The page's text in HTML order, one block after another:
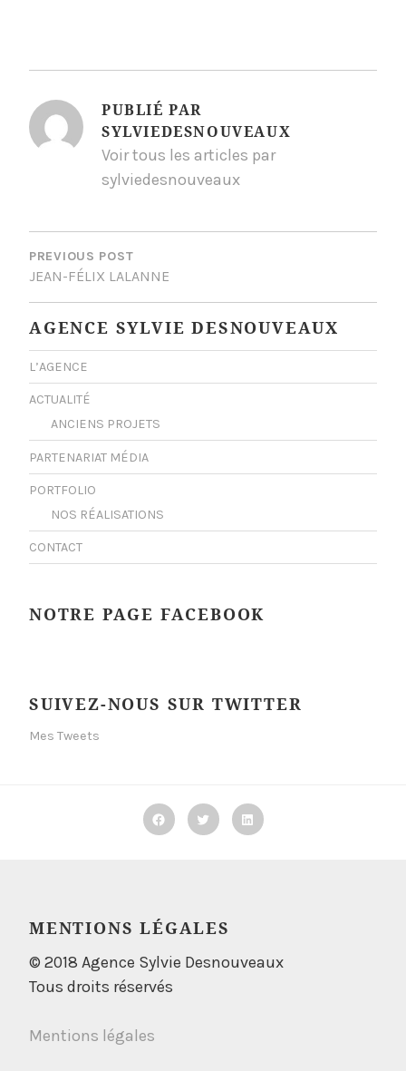
PUBLIÉ PAR
SYLVIEDESNOUVEAUX
Voir tous les articles par
sylviedesnouveaux
NAVIGATION
DE
L’ARTICLE
PREVIOUS POST
JEAN-FÉLIX LALANNE
AGENCE SYLVIE DESNOUVEAUX
L’AGENCE
ACTUALITÉ
ANCIENS PROJETS
PARTENARIAT MÉDIA
PORTFOLIO
NOS RÉALISATIONS
CONTACT
NOTRE PAGE FACEBOOK
SUIVEZ-NOUS SUR TWITTER
Mes Tweets
FacebookTwitterLinkedin
MENTIONS LÉGALES
© 2018 Agence Sylvie Desnouveaux
Tous droits réservés
Mentions légales